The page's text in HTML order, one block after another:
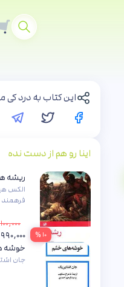
این کتاب به درد کی
اینا رو هم از دست نده
۱۰ %
ریشه
الکس
فرهمند
۹۹۰,۰۰۰
خوشه
جان